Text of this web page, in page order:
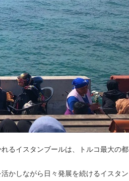
るイスタンブールは、トルコ最大の都
かしながら日々発展を続けるイスタン